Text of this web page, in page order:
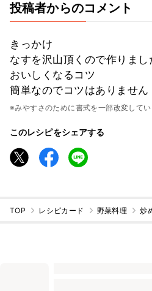
投稿者からのコメント
きっかけ
なすを沢山頂くので作りまし
おいしくなるコツ
簡単なのでコツはありません
※みやすさのために書式を一部改変してい
このレシピをシェアする
TOP レシピカード 野菜料理 炒